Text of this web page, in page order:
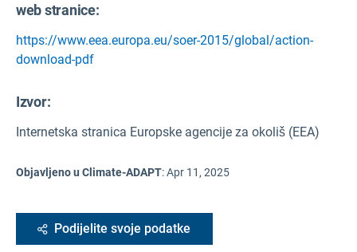
web stranice:
https://www.eea.europa.eu/soer-2015/global/action-
download-pdf
Izvor:
Internetska stranica Europske agencije za okoliš (EEA)
Objavljeno u Climate-ADAPT:Apr 11, 2025
Podijelite svoje podatke